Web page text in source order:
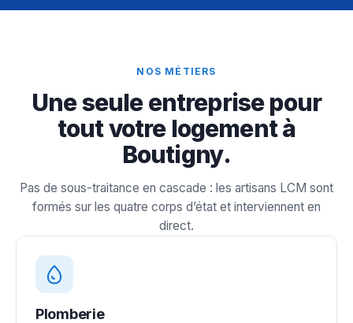
NOS MÉTIERS
Une seule entreprise pour
tout votre logement à
Boutigny.
Pas de sous-traitance en cascade : les artisans LCM sont
formés sur les quatre corps d’état et interviennent en
direct.
Plomberie